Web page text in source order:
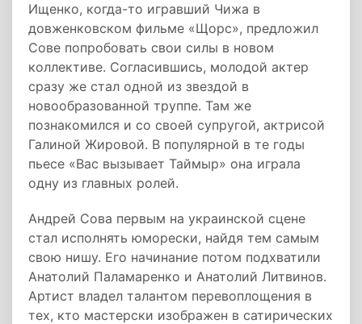
Ищенко, когда-то игравший Чижа в
довженковском фильме «Щорс», предложил
Сове попробовать свои силы в новом
коллективе. Согласившись, молодой актер
сразу же стал одной из звездой в
новообразованной труппе. Там же
познакомился и со своей супругой, актрисой
Галиной Жировой. В популярной в те годы
пьесе «Вас вызывает Таймыр» она играла
одну из главных ролей.
Андрей Сова первым на украинской сцене
стал исполнять юморески, найдя тем самым
свою нишу. Его начинание потом подхватили
Анатолий Паламаренко и Анатолий Литвинов.
Артист владел талантом перевоплощения в
тех, кто мастерски изображен в сатирических